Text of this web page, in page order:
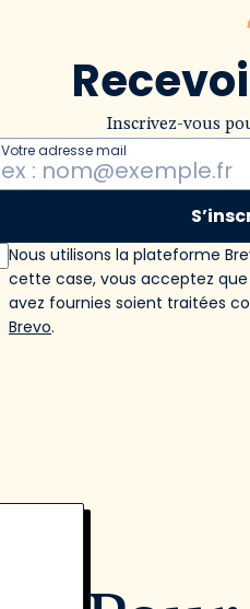
Inscrivez-vous
Votre adresse mail
Nous utilisons la plateforme
cette case, vous acceptez
avez fournies soient traitées
Brevo.